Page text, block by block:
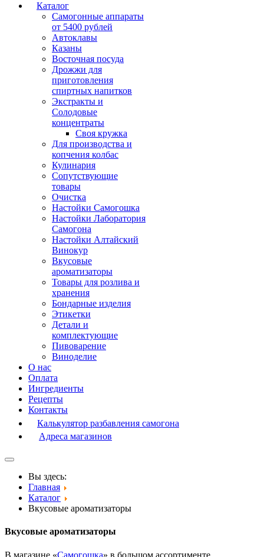
Каталог
Самогонные аппараты
от 5400 рублей
Автоклавы
Казаны
Восточная посуда
Дрожжи для
приготовления
спиртных напитков
Экстракты и
Солодовые
концентраты
Своя кружка
Для производства и
копчения колбас
Кулинария
Сопутствующие
товары
Очистка
Настойки Самогошка
Настойки Лаборатория
Самогона
Настойки Алтайский
Винокур
Вкусовые
ароматизаторы
Товары для розлива и
хранения
Бондарные изделия
Этикетки
Детали и
комплектующие
Пивоварение
Виноделие
О нас
Оплата
Ингредиенты
Рецепты
Контакты
Калькулятор разбавления самогона
Адреса магазинов
Вы здесь:
Главная
Каталог
Вкусовые ароматизаторы
Вкусовые ароматизаторы
В магазине «Самогошка» в большом ассортименте